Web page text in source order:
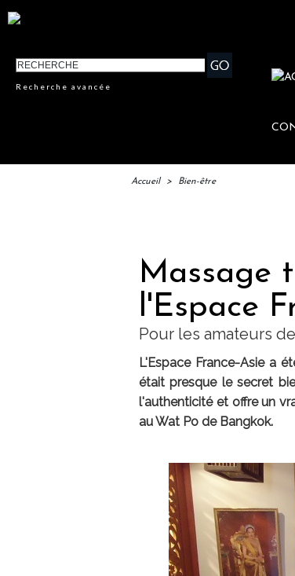
Recherche avancée
Accueil > Bien-être
Massage
l'Espace
Pour les amateurs
L'Espace France-Asie a
était presque le secret
l'authenticité et offre un
au Wat Po de Bangkok.